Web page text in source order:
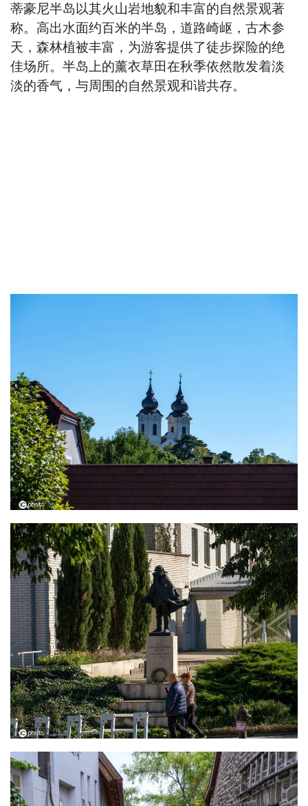
蒂豪尼半岛以其火山岩地貌和丰富的自然景观著
称。高出水面约百米的半岛，道路崎岖，古木参
天，森林植被丰富，为游客提供了徒步探险的绝
佳场所。半岛上的薰衣草田在秋季依然散发着淡
淡的香气，与周围的自然景观和谐共存。